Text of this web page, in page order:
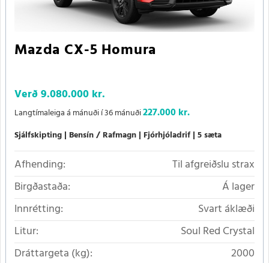
Mazda CX-5 Homura
Verð9.080.000 kr.
Langtímaleiga á mánuði í 36 mánuði227.000 kr.
Sjálfskipting Bensín / Rafmagn Fjórhjóladrif 5 sæta
Afhending:
Til afgreiðslu strax
Birgðastaða:
Á lager
Innrétting:
Svart áklæði
Litur:
Soul Red Crystal
Dráttargeta (kg):
2000